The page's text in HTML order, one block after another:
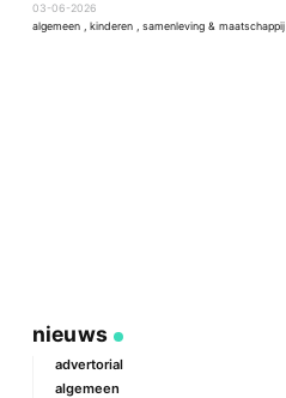
03-06-2026
algemeen
kinderen samenleving & maatschappij
nieuws
advertorial
algemeen